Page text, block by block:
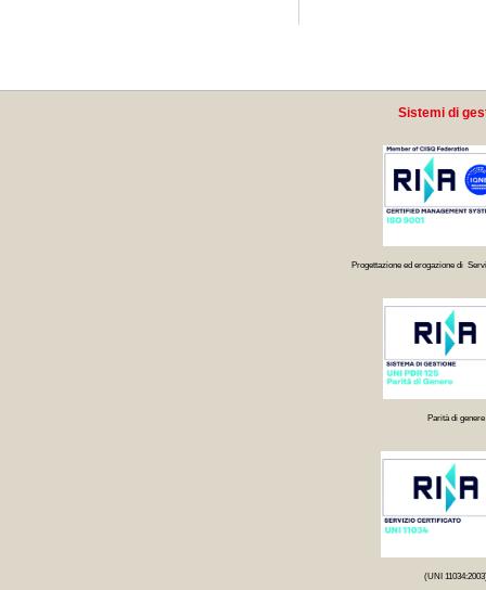
Sistemi di
Progettazione ed erogazione di
Parità di genere
(UNI